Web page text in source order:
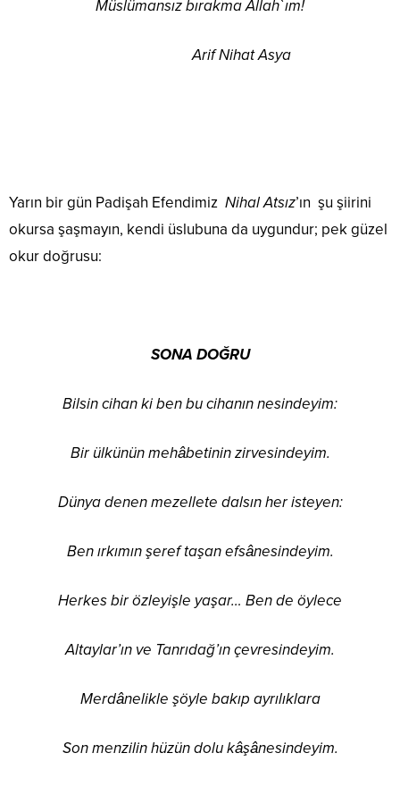
Müslümansız bırakma Allah`ım!
Arif Nihat Asya
Yarın bir gün Padişah Efendimiz Nihal Atsız’ın şu şiirini
okursa şaşmayın, kendi üslubuna da uygundur; pek güzel
okur doğrusu:
SONA DOĞRU
Bilsin cihan ki ben bu cihanın nesindeyim:
Bir ülkünün mehâbetinin zirvesindeyim.
Dünya denen mezellete dalsın her isteyen:
Ben ırkımın şeref taşan efsânesindeyim.
Herkes bir özleyişle yaşar… Ben de öylece
Altaylar’ın ve Tanrıdağ’ın çevresindeyim.
Merdânelikle şöyle bakıp ayrılıklara
Son menzilin hüzün dolu kâşânesindeyim.